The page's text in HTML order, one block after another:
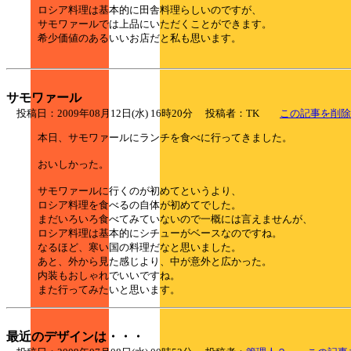
ロシア料理は基本的に田舎料理らしいのですが、
サモワァールでは上品にいただくことができます。
希少価値のあるいいお店だと私も思います。
サモワァール
投稿日：2009年08月12日(水) 16時20分 投稿者：TK この記事を削
本日、サモワァールにランチを食べに行ってきました。
おいしかった。
サモワァールに行くのが初めてというより、
ロシア料理を食べるの自体が初めてでした。
まだいろいろ食べてみていないので一概には言えませんが、
ロシア料理は基本的にシチューがベースなのですね。
なるほど、寒い国の料理だなと思いました。
あと、外から見た感じより、中が意外と広かった。
内装もおしゃれでいいですね。
また行ってみたいと思います。
最近のデザインは・・・